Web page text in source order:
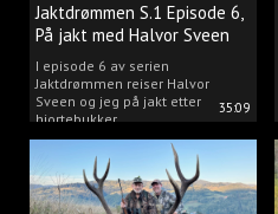
35:09
Jaktdrømmen S.1 Episode 6,
På jakt med Halvor Sveen
I episode 6 av serien
Jaktdrømmen reiser Halvor
Sveen og jeg på jakt etter
hjortebukker.